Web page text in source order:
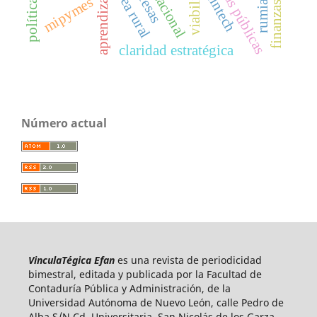
claridad estratégica
fintech
mipymes
Número actual
VinculaTégica Efanes una revista de periodicidad
bimestral, editada y publicada por la Facultad de
Contaduría Pública y Administración, de la
Universidad Autónoma de Nuevo León, calle Pedro de